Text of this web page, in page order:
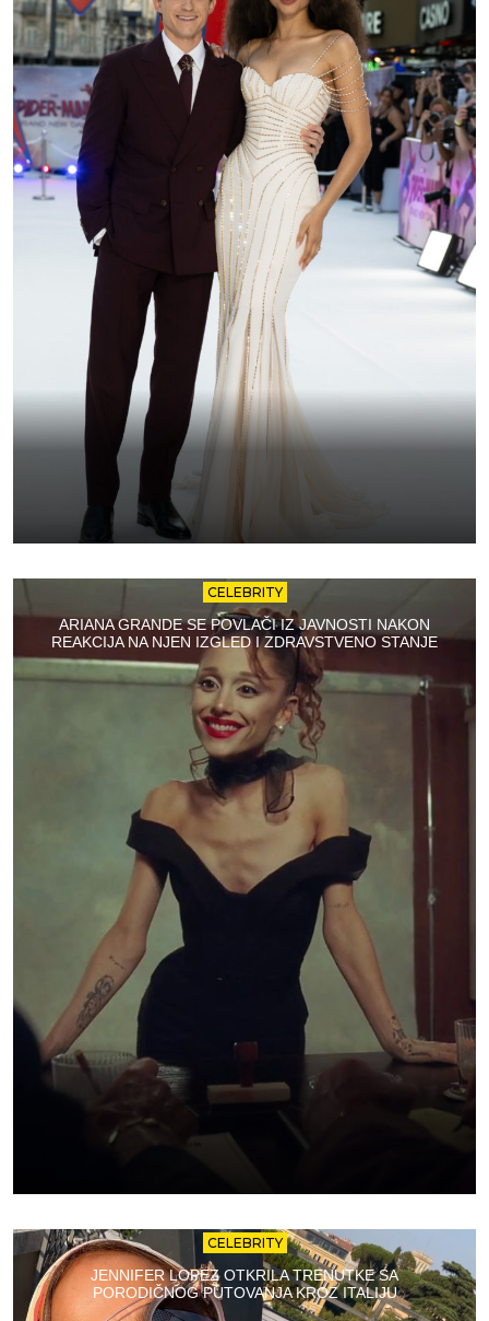
CELEBRITY
ARIANA GRANDE SE POVLAČI IZ JAVNOSTI NAKON
REAKCIJA NA NJEN IZGLED I ZDRAVSTVENO STANJE
CELEBRITY
JENNIFER LOPEZ OTKRILA TRENUTKE SA
PORODIČNOG PUTOVANJA KROZ ITALIJU